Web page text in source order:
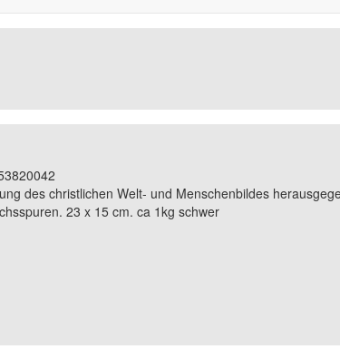
des christlichen Welt- und Menschenbildes
23 x 15 cm. ca 1kg schwer